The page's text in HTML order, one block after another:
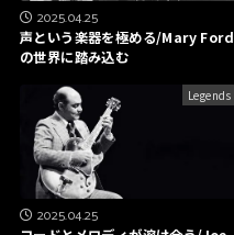
2025.04.25
声という楽器を極める/Mary Ford
の世界に踏み込む
Legends
2025.04.25